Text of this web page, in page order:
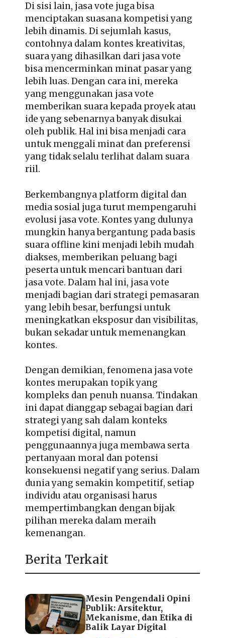
Di sisi lain, jasa vote juga bisa
menciptakan suasana kompetisi yang
lebih dinamis. Di sejumlah kasus,
contohnya dalam kontes kreativitas,
suara yang dihasilkan dari jasa vote
bisa mencerminkan minat pasar yang
lebih luas. Dengan cara ini, mereka
yang menggunakan jasa vote
memberikan suara kepada proyek atau
ide yang sebenarnya banyak disukai
oleh publik. Hal ini bisa menjadi cara
untuk menggali minat dan preferensi
yang tidak selalu terlihat dalam suara
riil.
Berkembangnya platform digital dan
media sosial juga turut mempengaruhi
evolusi jasa vote. Kontes yang dulunya
mungkin hanya bergantung pada basis
suara offline kini menjadi lebih mudah
diakses, memberikan peluang bagi
peserta untuk mencari bantuan dari
jasa vote. Dalam hal ini, jasa vote
menjadi bagian dari strategi pemasaran
yang lebih besar, berfungsi untuk
meningkatkan eksposur dan visibilitas,
bukan sekadar untuk memenangkan
kontes.
Dengan demikian, fenomena jasa vote
kontes merupakan topik yang
kompleks dan penuh nuansa. Tindakan
ini dapat dianggap sebagai bagian dari
strategi yang sah dalam konteks
kompetisi digital, namun
penggunaannya juga membawa serta
pertanyaan moral dan potensi
konsekuensi negatif yang serius. Dalam
dunia yang semakin kompetitif, setiap
individu atau organisasi harus
mempertimbangkan dengan bijak
pilihan mereka dalam meraih
kemenangan.
Berita Terkait
Mesin Pengendali Opini
Publik: Arsitektur,
Mekanisme, dan Etika di
Balik Layar Digital